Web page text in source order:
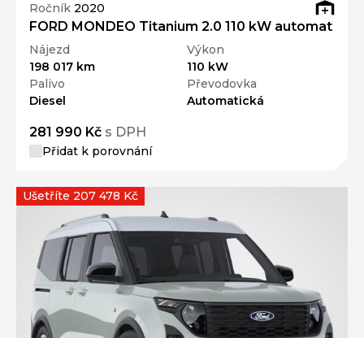
Ročník 2020
FORD MONDEO Titanium 2.0 110 kW automat
Nájezd
198 017 km
Výkon
110 kW
Palivo
Diesel
Převodovka
Automatická
281 990 Kč s DPH
Přidat k porovnání
Ušetříte 207 478 Kč